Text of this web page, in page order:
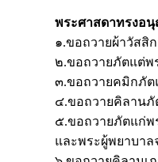
พระศาสดาทรงอ
๑.ขอถวายผ้าวัสสิ
๒.ขอถวายภัตแต่พ
๓.ขอถวายคมิกภัต
๔.ขอถวายคิลานภั
๕.ขอถวายภัตแก่พ
และพระผู้พยาบาล